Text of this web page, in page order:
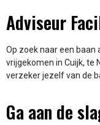
Adviseur
Op zoek naar een baan
vrijgekomen in Cuijk, te
verzeker jezelf van de
Ga aan de